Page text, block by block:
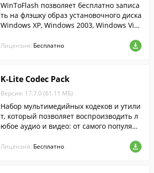
WinToFlash позволяет бесплатно записа
ть на флэшку образ установочного диска
Windows XP, Windows 2003, Windows Vist
Лицензия: Бесплатно
K-Lite Codec Pack
Версия: 17.7.0 (61.11 МБ)
Набор мультимедийных кодеков и утили
т, который позволяет воспроизводить л
юбое аудио и видео: от самого популярн
Лицензия: Бесплатно